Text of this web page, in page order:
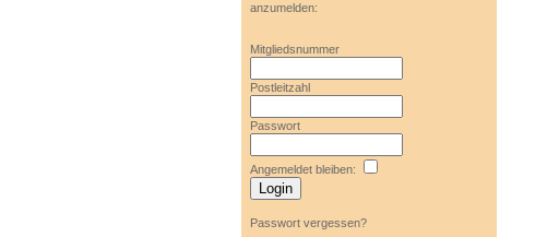
anzumelden:
Mitgliedsnummer
Postleitzahl
Passwort
Angemeldet bleiben:
Passwort vergessen?